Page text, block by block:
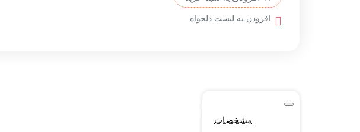
افزودن به لیست دلخواه
مشخصات